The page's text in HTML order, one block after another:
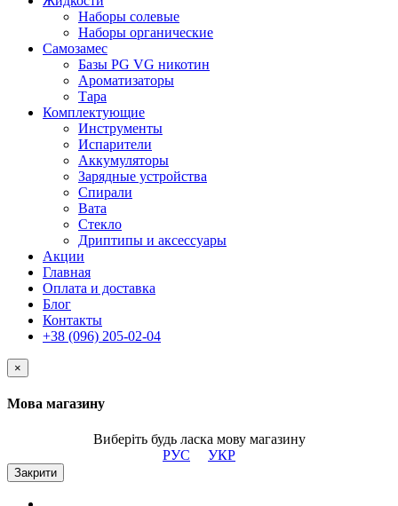
Наборы солевые
Наборы органические
Самозамес
Базы PG VG никотин
Ароматизаторы
Тара
Комплектующие
Инструменты
Испарители
Аккумуляторы
Зарядные устройства
Спирали
Вата
Стекло
Дриптипы и аксессуары
Акции
Главная
Оплата и доставка
Блог
Контакты
+38 (096) 205-02-04
×
Мова магазину
Виберіть будь ласка мову магазину
РУС
УКР
Закрити